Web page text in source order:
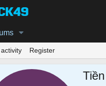
Register